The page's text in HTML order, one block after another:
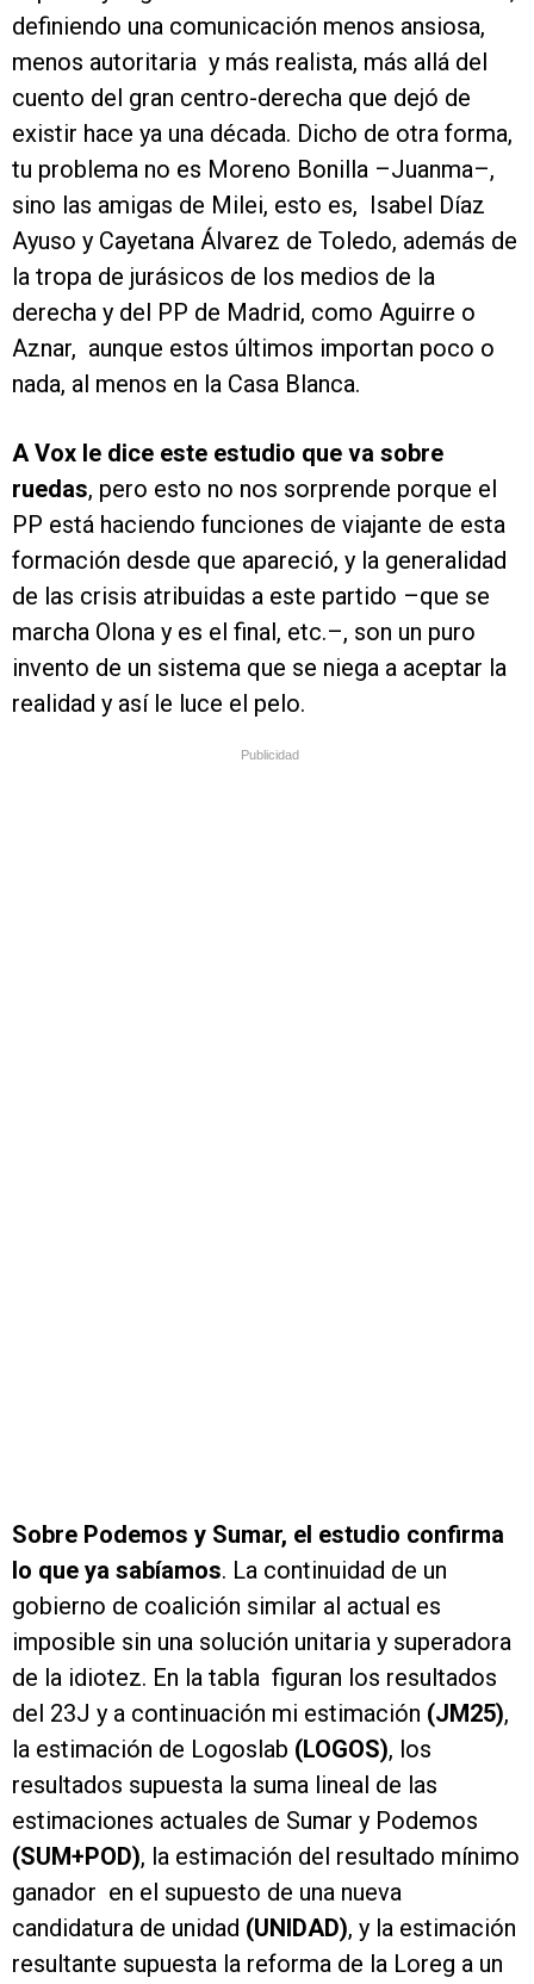
definiendo una comunicación menos ansiosa,
menos autoritaria y más realista, más allá del
cuento del gran centro-derecha que dejó de
existir hace ya una década. Dicho de otra forma,
tu problema no es Moreno Bonilla –Juanma–,
sino las amigas de Milei, esto es, Isabel Díaz
Ayuso y Cayetana Álvarez de Toledo, además de
la tropa de jurásicos de los medios de la
derecha y del PP de Madrid, como Aguirre o
Aznar, aunque estos últimos importan poco o
nada, al menos en la Casa Blanca.
A Vox le dice este estudio que va sobre
ruedas, pero esto no nos sorprende porque el
PP está haciendo funciones de viajante de esta
formación desde que apareció, y la generalidad
de las crisis atribuidas a este partido –que se
marcha Olona y es el final, etc.–, son un puro
invento de un sistema que se niega a aceptar la
realidad y así le luce el pelo.
Publicidad
Sobre Podemos y Sumar, el estudio confirma
lo que ya sabíamos. La continuidad de un
gobierno de coalición similar al actual es
imposible sin una solución unitaria y superadora
de la idiotez. En la tabla figuran los resultados
del 23J y a continuación mi estimación (JM25),
la estimación de Logoslab (LOGOS), los
resultados supuesta la suma lineal de las
estimaciones actuales de Sumar y Podemos
(SUM+POD), la estimación del resultado mínimo
ganador en el supuesto de una nueva
candidatura de unidad (UNIDAD), y la estimación
resultante supuesta la reforma de la Loreg a un